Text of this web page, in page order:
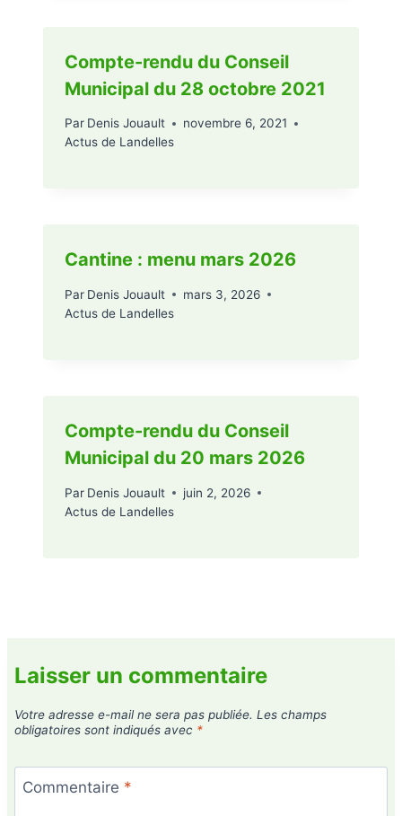
Compte-rendu du Conseil
Municipal du 28 octobre 2021
Par Denis Jouault
novembre 6, 2021
Actus de Landelles
Cantine : menu mars 2026
Par Denis Jouault
mars 3, 2026
Actus de Landelles
Compte-rendu du Conseil
Municipal du 20 mars 2026
Par Denis Jouault
juin 2, 2026
Actus de Landelles
Laisser un commentaire
Votre adresse e-mail ne sera pas publiée. Les champs
obligatoires sont indiqués avec *
Commentaire *